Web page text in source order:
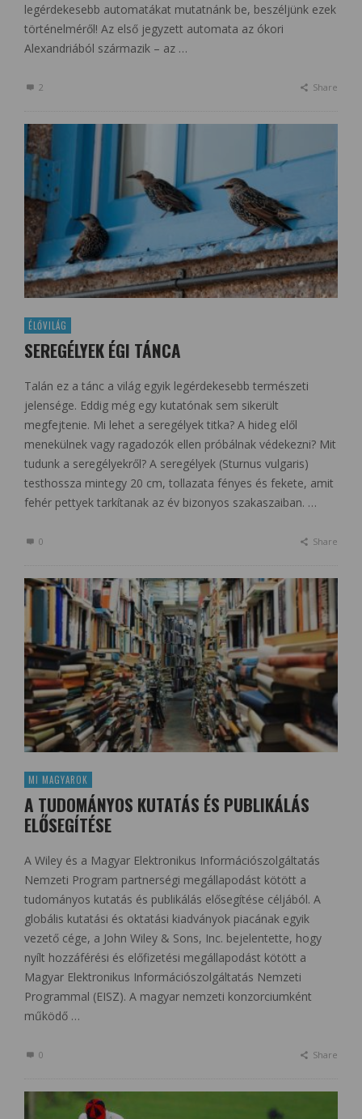
legérdekesebb automatákat mutatnánk be, beszéljünk ezek
történelméről! Az első jegyzett automata az ókori
Alexandriából származik – az …
2 Share
ÉLŐVILÁG
SEREGÉLYEK ÉGI TÁNCA
Talán ez a tánc a világ egyik legérdekesebb természeti
jelensége. Eddig még egy kutatónak sem sikerült
megfejtenie. Mi lehet a seregélyek titka? A hideg elől
menekülnek vagy ragadozók ellen próbálnak védekezni? Mit
tudunk a seregélyekről? A seregélyek (Sturnus vulgaris)
testhossza mintegy 20 cm, tollazata fényes és fekete, amit
fehér pettyek tarkítanak az év bizonyos szakaszaiban. …
0 Share
MI MAGYAROK
A TUDOMÁNYOS KUTATÁS ÉS PUBLIKÁLÁS
ELŐSEGÍTÉSE
A Wiley és a Magyar Elektronikus Információszolgáltatás
Nemzeti Program partnerségi megállapodást kötött a
tudományos kutatás és publikálás elősegítése céljából. A
globális kutatási és oktatási kiadványok piacának egyik
vezető cége, a John Wiley & Sons, Inc. bejelentette, hogy
nyílt hozzáférési és előfizetési megállapodást kötött a
Magyar Elektronikus Információszolgáltatás Nemzeti
Programmal (EISZ). A magyar nemzeti konzorciumként
működő …
0 Share